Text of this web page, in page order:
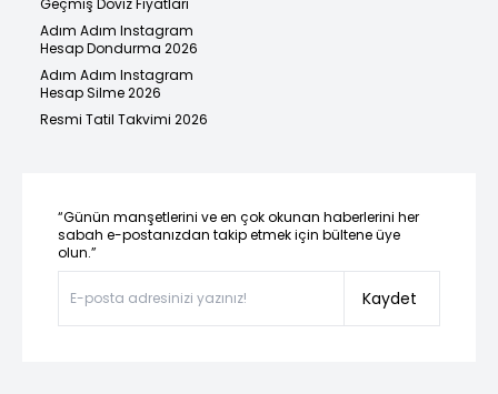
Adım Adım Instagram
Hesap Dondurma 2026
Adım Adım Instagram
Hesap Silme 2026
Resmi Tatil Takvimi 2026
“Günün manşetlerini ve en çok okunan haberlerini her
sabah e-postanızdan takip etmek için bültene üye
olun.”
Kaydet